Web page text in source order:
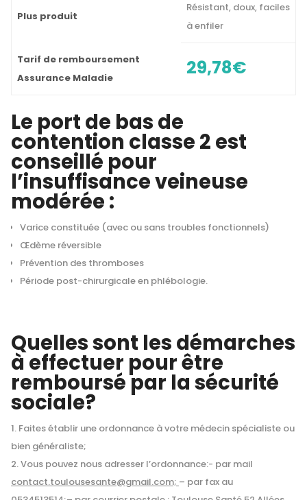
Plus produit
Résistant, doux, faciles
à enfiler
Tarif de remboursement
Assurance Maladie
29,78€
Le port de bas de
contention classe 2 est
conseillé pour
l’insuffisance veineuse
modérée :
Varice constituée (avec ou sans troubles fonctionnels)
Œdème réversible
Prévention des thromboses
Période post-chirurgicale en phlébologie.
Quelles sont les démarches
à effectuer pour être
remboursé par la sécurité
sociale?
Faites établir une ordonnance à votre médecin spécialiste ou
bien généraliste;
Vous pouvez nous adresser l’ordonnance:- par mail
contact.toulousesante@gmail.com; – par fax au